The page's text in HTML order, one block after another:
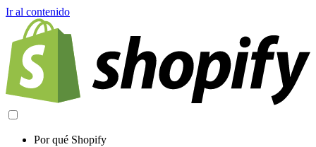
Ir al contenido
Por qué Shopify